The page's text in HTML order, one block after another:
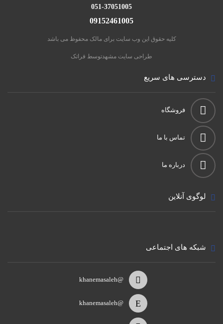
051-37051005
09152461005
کلیه حقوق این وب سایت برای مالک محفوظ می باشد
طراحی سایت مشهدتوسط فراتک
دسترسی های سریع
فروشگاه
تماس با ما
درباره ما
لوگوی آنلاین
شبکه های اجتماعی
@khanemasaleh
@khanemasaleh